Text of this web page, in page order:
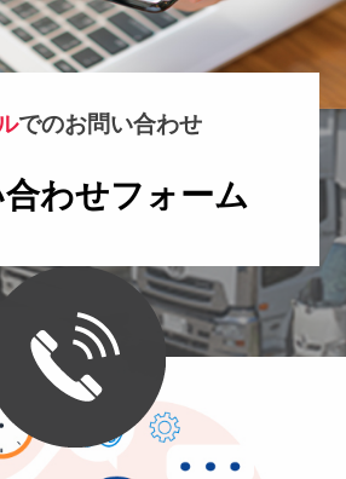
でのお問い合わせ
わせフォーム